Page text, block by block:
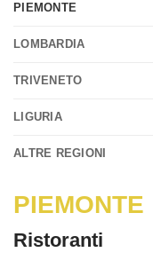
PIEMONTE
LOMBARDIA
TRIVENETO
LIGURIA
ALTRE REGIONI
PIEMONTE
Ristoranti